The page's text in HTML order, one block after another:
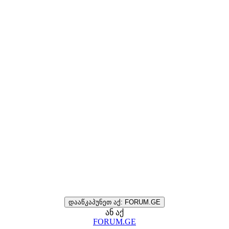
დააწკაპუნეთ აქ: FORUM.GE
ან აქ
FORUM.GE